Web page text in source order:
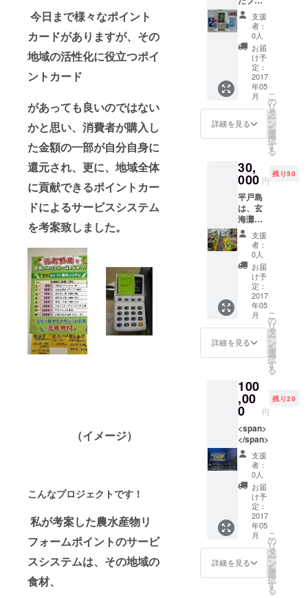
今日まで様々なポイント
カードがありますが、その
地域の活性化に役立つポイ
ントカード
があっても良いのではない
かと思い、消費者が購入し
た金額の一部が自分自身に
還元され、更に、地域全体
に貢献できるポイントカー
ドによるサービスシステム
を考案致しました。
（イメージ）
こんなプロジェクトです！
私が考案した農水産物リ
フォームポイントのサービ
スシステムは、その地域の
食材、
ンド
品、春
日の棚
田米
は、味
は最高
に美味
く その
お米
で、塩
おむす
びを食
べる
度美味
しいで
すよ。
慈眼堂
の塩
は、平
戸島の
中央部
に位置
する根
獅子の
浜、国
内有数
の綺麗
な砂浜
で、 原
生林か
ぷり含
んだ外
海の海
水で
す。
支援
者：
0人
お届
け予
定：
2017
年05
月
詳細を見る
こ
の
リ
タ
ー
ン
を
選
択
す
る
30,
000 円
残り50
平戸島
は、玄
海灘の
荒波に
打たれ
た漁礁
で育つ
魚介類
と玉ね
ぎ、
じゃが
いもが
大変美
味しい
場所で
す。 是
べて欲
しいで
すね！
支援
者：
0人
お届
け予
定：
2017
年05
月
詳細を見る
こ
の
リ
タ
ー
ン
を
選
択
す
る
100
,00
0 円
残り20
<span>
</span>
支援
者：
0人
お届
け予
定：
2017
年05
月
詳細を見る
こ
の
リ
タ
ー
ン
を
選
択
す
る